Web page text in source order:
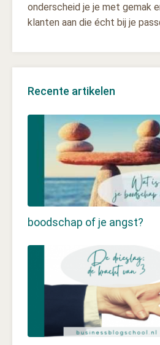
onderscheid je je met gemak
klanten aan die écht bij je
Recente artikelen
boodschap of je angst?